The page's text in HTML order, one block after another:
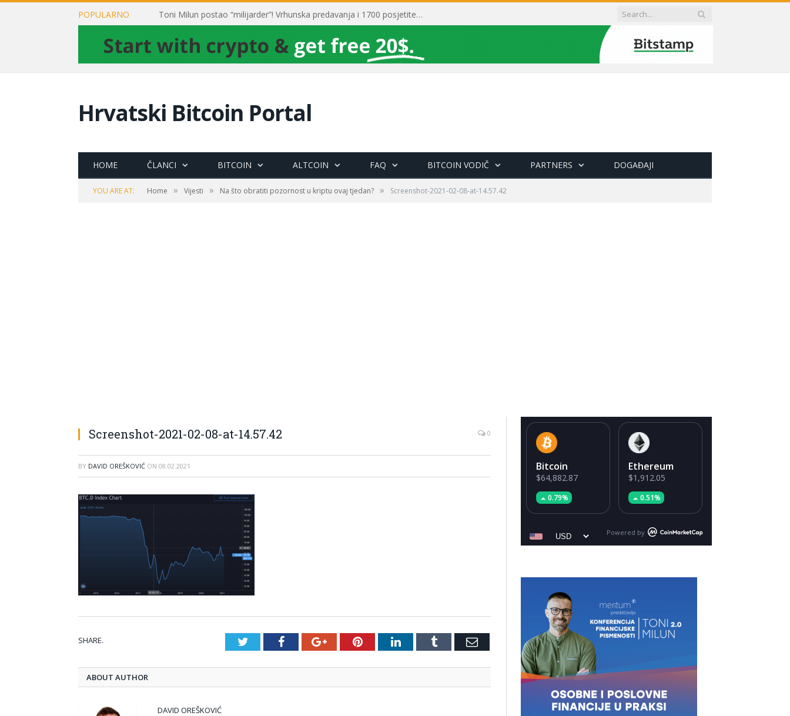
POPULARNO Toni Milun postao “milijarder”! Vrhunska predavanja i 1700 posjetitelja obilježili su mjesec financijske pismenosti
Hrvatski Bitcoin Portal
HOME ČLANCI BITCOIN ALTCOIN FAQ BITCOIN VODIČ PARTNERS DOGAĐAJI
YOU ARE AT: Home » Vijesti » Na što obratiti pozornost u kriptu ovaj tjedan? » Screenshot-2021-02-08-at-14.57.42
Screenshot-2021-02-08-at-14.57.42 0
BY DAVID OREŠKOVIĆ ON 08.02.2021
SHARE. TwitterFacebookGoogle+PinterestLinkedInTumblr Email
ABOUT AUTHOR
DAVID OREŠKOVIĆ
Bitcoin
$64,882.87
0.79%
Ethereum
$1,912.05
0.51%
Powered by